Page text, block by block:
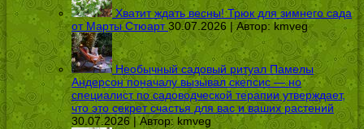
Хватит ждать весны! Трюк для зимнего сада
от Марты Стюарт 30.07.2026 | Автор: kmveg
Необычный садовый ритуал Памелы
Андерсон поначалу вызывал скепсис — но
специалист по садоводческой терапии утверждает,
что это секрет счастья для вас и ваших растений
30.07.2026 | Автор: kmveg